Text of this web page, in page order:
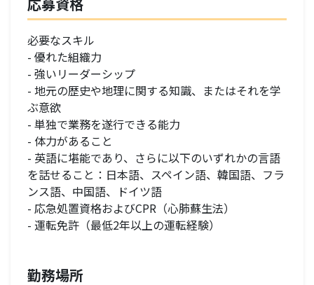
必要なスキル
- 優れた組織力
- 強いリーダーシップ
- 地元の歴史や地理に関する知識、またはそれを学
ぶ意欲
- 単独で業務を遂行できる能力
- 体力があること
- 英語に堪能であり、さらに以下のいずれかの言語
を話せること：日本語、スペイン語、韓国語、フラ
ンス語、中国語、ドイツ語
- 応急処置資格およびCPR（心肺蘇生法）
- 運転免許（最低2年以上の運転経験）
勤務場所